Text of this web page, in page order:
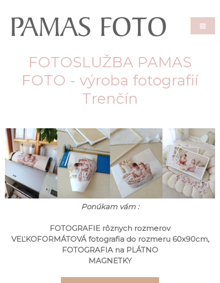
FOTOSLUŽBA PAMAS
FOTO - výroba fotografií
Trenčín
Ponúkam vám :
FOTOGRAFIE rôznych rozmerov
VEĽKOFORMÁTOVÁ fotografia do rozmeru 60x90cm,
FOTOGRAFIA na PLÁTNO
MAGNETKY